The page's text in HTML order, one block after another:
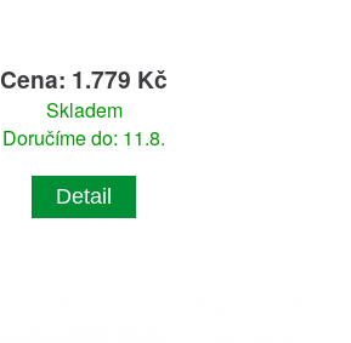
Cena: 1.779 Kč
Skladem
Doručíme do: 11.8.
Detail